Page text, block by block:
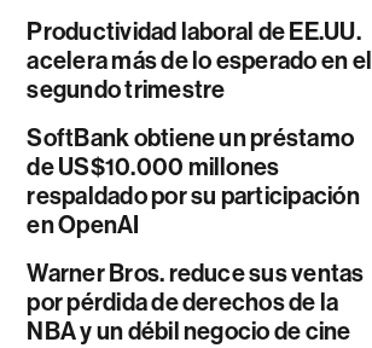
Productividad laboral de EE.UU.
acelera más de lo esperado en el
segundo trimestre
SoftBank obtiene un préstamo
de US$10.000 millones
respaldado por su participación
en OpenAI
Warner Bros. reduce sus ventas
por pérdida de derechos de la
NBA y un débil negocio de cine